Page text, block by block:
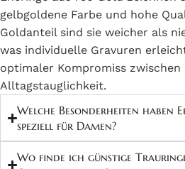
Möglichkeit, ihre Liebe zu besiegeln.
%sind diese Ringe besonders
Legierung macht sie härter und damit
Goldanteile. Viele junge Paare wählen
gemeinsamen Schmuck.
Die hellere Farbe des 333 Goldes
anderer Metalle in der Legierung.
hervorragend für Menschen mit aktivem
gelbgoldene Farbe und hohe
Goldanteil sind sie weicher als
was individuelle Gravuren
optimaler Kompromiss zwischen
Alltagstauglichkeit.
Welche Besonderheiten haben
speziell für Damen?
Wo finde ich günstige